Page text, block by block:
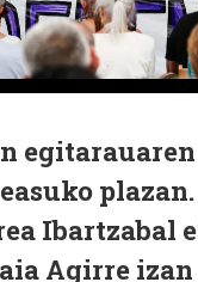
Ibartzabal
Agirre